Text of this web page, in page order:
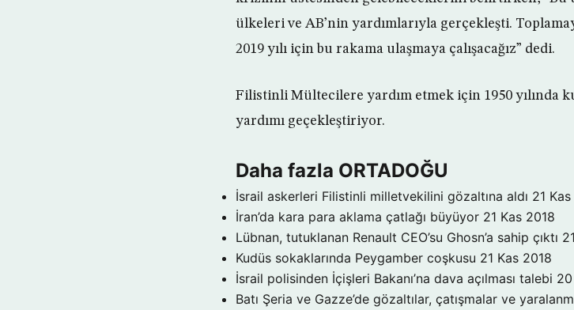
ülkeleri ve AB’nin yardımlarıyla gerçekleşti.
2019 yılı için bu rakama ulaşmaya çalışacağız” dedi.
Filistinli Mültecilere yardım etmek için 1950 yılında
yardımı geçekleştiriyor.
Daha fazla ORTADOĞU
İsrail askerleri Filistinli milletvekilini gözaltına aldı 21
İran’da kara para aklama çatlağı büyüyor 21 Kas 2018
Lübnan, tutuklanan Renault CEO’su Ghosn’a sahip çıktı
Kudüs sokaklarında Peygamber coşkusu 21 Kas 2018
İsrail polisinden İçişleri Bakanı’na dava açılması talebi
Batı Şeria ve Gazze’de gözaltılar, çatışmalar ve